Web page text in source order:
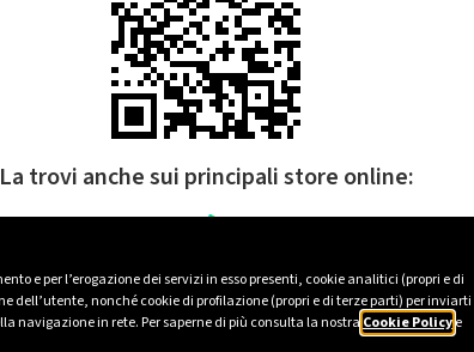
e per l’erogazione dei servizi in esso presenti, cookie analitici (propri e di
dell’utente, nonché cookie di profilazione (propri e di terze parti) per inviarti
navigazione in rete. Per saperne di più consulta la nostra Cookie Policye
La trovi anche sui principali store online: